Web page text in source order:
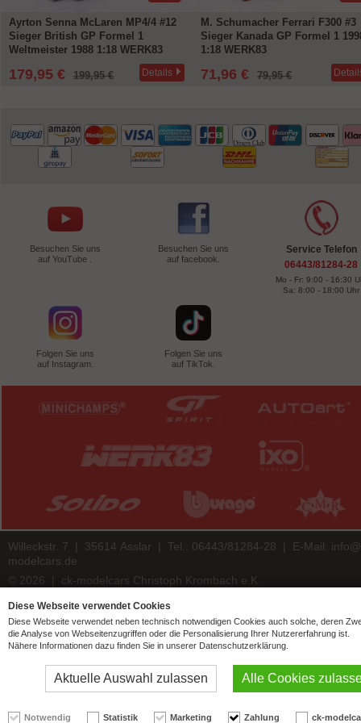
Ayrton Senna McLaren MP4/4 #12
Sieger British GP Formel 1
Weltmeister 1988 1:18 WERK83
179,95 € 199,95 € Details
M. Schumacher Ferrari F300 #3
Sieger Kanada GP Formel 1
1:18 WERK83
71,96 € 79,95 €
Besuchen Sie uns
auf YouTube .
Besuchen Sie uns
auf facebook.
Folgen Sie uns
auf Instagram.
Folgen Sie uns
auf TikTok.
Service Telefon
06443/81284-28
Mo - Fr: 9:00 - 16:30
Sa: 8:00 - 18:00 Uhr
Willeckstr. 7 | 35614 Asslar | Tel.: 06443/81284-28 | E-Mail:
modelcars.de
© 2026 | ck-modelcars Christoph Krombach e.K.
4.9/5.00of7446 ck-modelcars.de customer reviews | Trusted Shops
Diese Webseite verwendet Cookies
Diese Webseite verwendet neben technisch notwendigen Cookies auch solche, deren
die Analyse von Webseitenzugriffen oder die Personalisierung Ihrer Nutzererfahrung ist.
Nähere Informationen dazu finden Sie in unserer Datenschutzerklärung.
Aktuelle Auswahl zulassen Alle Cookies
Notwendig Statistik Marketing Zahlung ck-